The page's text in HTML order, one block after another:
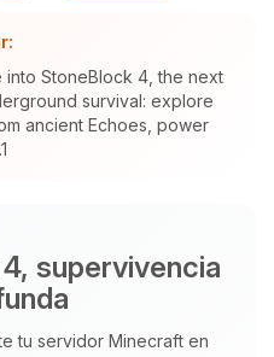
into StoneBlock 4, the next
survival: explore
ancient Echoes, power
supervivencia
tu servidor Minecraft en
con quien
tu pequeno